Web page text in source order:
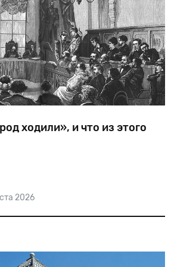
ходили», и что из этого
была лишь Геся Гельфман.
императора бросил русский
2026